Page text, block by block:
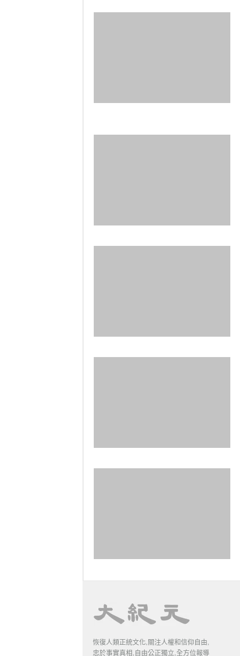
恢復人類正統文化,關注人權和信仰自由,
忠於事實真相,自由公正獨立,全方位報導